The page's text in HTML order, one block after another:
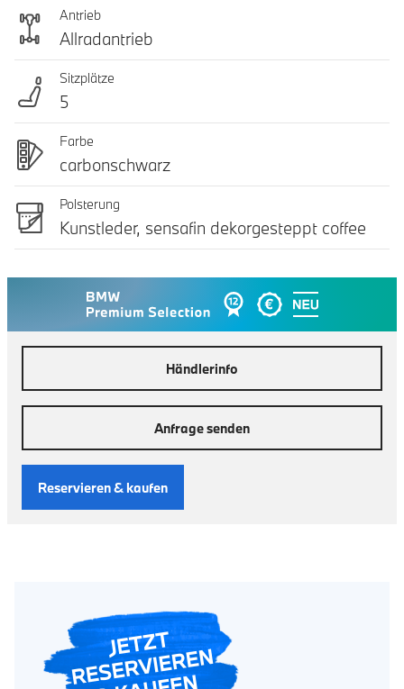
Antrieb
Allradantrieb
Sitzplätze
5
Farbe
carbonschwarz
Polsterung
Kunstleder, sensafin dekorgesteppt coffee
Händlerinfo
Anfrage senden
Reservieren & kaufen